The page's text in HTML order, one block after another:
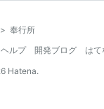
けた願書（訴え）の
訟問題は起きますか
間は、南町が受付け
> 奉行所
ヘルプ 開発ブログ
は
Hatena.